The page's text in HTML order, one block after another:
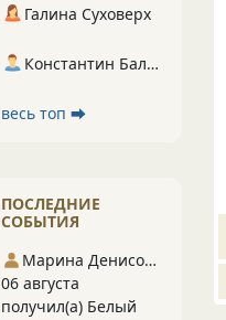
Галина Суховерх
Константин Балухта
весь топ ⮕
ПОСЛЕДНИЕ
СОБЫТИЯ
Марина Денисова 5
06 августа
получил(а) Белый